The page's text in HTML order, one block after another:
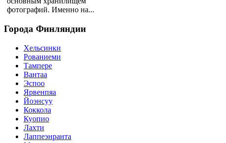
фотографий. Именно на...
Города Финляндии
Хельсинки
Рованиеми
Тампере
Вантаа
Эспоо
Ярвенпяа
Йоэнсуу
Коккола
Куопио
Лахти
Лаппеэнранта